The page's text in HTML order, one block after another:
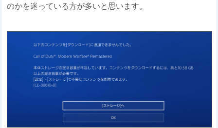
のかを迷っている方が多いと思います。